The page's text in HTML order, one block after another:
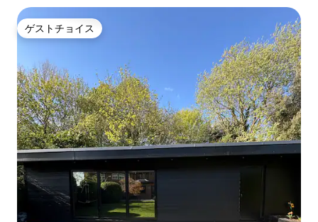
ゲストチョイス
ゲストチョイス